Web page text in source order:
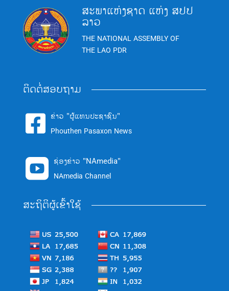
ສະພາແຫ່ງຊາດ ແຫ່ງ ສປປ
ລາວ
THE NATIONAL ASSEMBLY OF
THE LAO PDR
ຕິດຕໍ່ສອບຖາມ
 ຂ່າວ "ຜູ້ແທນປະຊາຊົນ"
Phouthen Pasaxon News
 ຊ່ອງຂ່າວ "NAmedia"
NAmedia Channel
ສະຖິຕິຜູ້ເຂົ້າໃຊ້